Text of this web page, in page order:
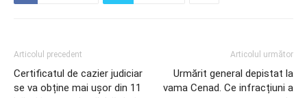
Articolul precedent
Certificatul de cazier judiciar
se va obține mai ușor din 11
Articolul următor
Urmărit general depistat la
vama Cenad. Ce infracțiuni a